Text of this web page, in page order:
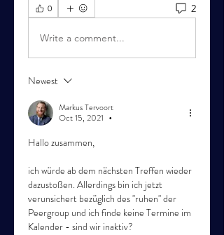
0 2
Write a comment...
Newest
Markus Tervoort
Oct 15, 2021
•
Hallo zusammen,
ich würde ab dem nächsten Treffen wieder
dazustoßen. Allerdings bin ich jetzt
verunsichert bezüglich des "ruhen" der
Peergroup und ich finde keine Termine im
Kalender - sind wir inaktiv?